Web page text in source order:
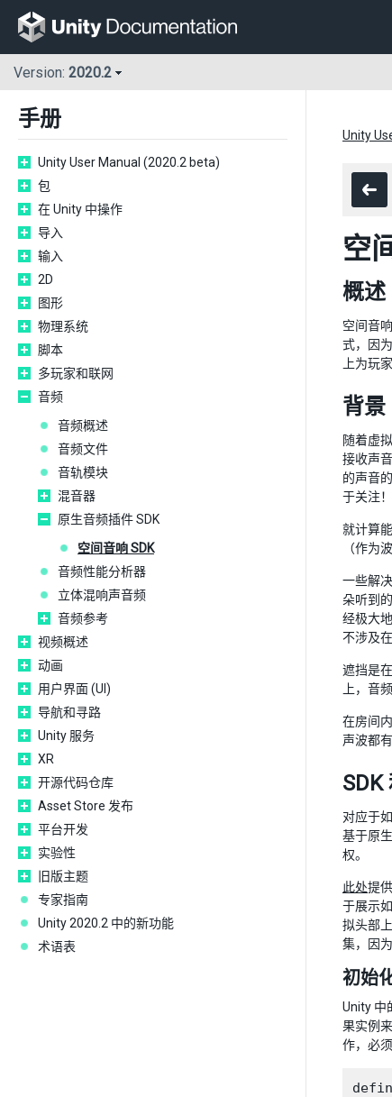
Version: 2020.2
手册
Unity User Manual (2020.2 beta)
包
在 Unity 中操作
导入
输入
2D
图形
物理系统
脚本
多玩家和联网
音频
音频概述
音频文件
音轨模块
混音器
原生音频插件 SDK
空间音响 SDK
音频性能分析器
立体混响声音频
音频参考
视频概述
动画
用户界面 (UI)
导航和寻路
Unity 服务
XR
开源代码仓库
Asset Store 发布
平台开发
实验性
旧版主题
专家指南
Unity 2020.2 中的新功能
术语表
Unity
空
概述
空间音
式，因
上为玩
背景
随着虚
接收声
的声音
于关注！
就计算
（作为
一些解
朵听到
经极大
不涉及
遮挡是
上，音
在房间
声波都
SDK
对应于
基于原
权。
此处提
于展示
拟头部
集，因
初始
Unity 中
果实例
作，必